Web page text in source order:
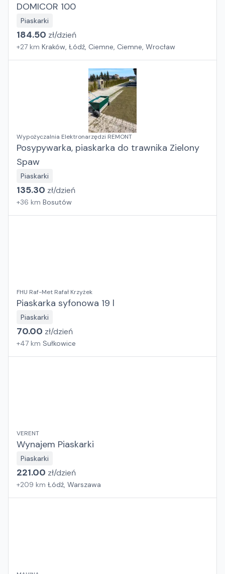
DOMICOR 100
Piaskarki
184.50 zł/dzień
+27 km Kraków, Łódź, Ciemne, Ciemne, Wrocław
Wypożyczalnia Elektronarzędzi REMONT
Posypywarka, piaskarka do trawnika Zielony
Spaw
Piaskarki
135.30 zł/dzień
+36 km Bosutów
FHU Raf-Met Rafał Krzyżek
Piaskarka syfonowa 19 l
Piaskarki
70.00 zł/dzień
+47 km Sułkowice
VERENT
Wynajem Piaskarki
Piaskarki
221.00 zł/dzień
+209 km Łódź, Warszawa